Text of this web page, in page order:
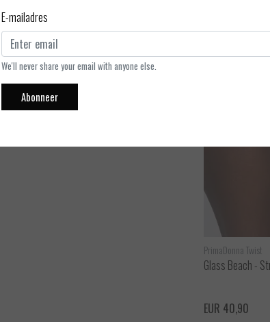
met de Glas Beach BH.
PrimaDonna Twist
Glass Beach -
EUR 40,90
E-mailadres
We'll never share your email with anyone else.
Abonneer